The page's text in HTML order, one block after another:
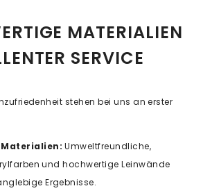
MATERIALIEN
SERVICE
stehen bei uns an erster
Umweltfreundliche,
und hochwertige Leinwände
Ergebnisse.